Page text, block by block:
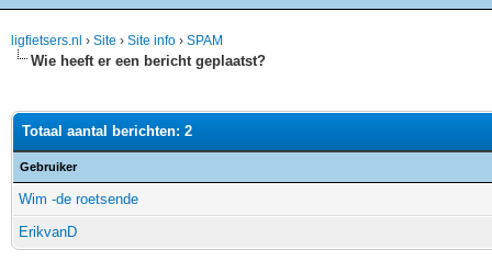
ligfietsers.nl › Site › Site info › SPAM
Wie heeft er een bericht geplaatst?
Totaal aantal berichten: 2
Gebruiker
Wim -de roetsende
ErikvanD